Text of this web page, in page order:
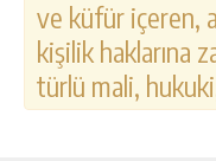
ve küfür içeren,
kişilik haklarına
türlü mali,